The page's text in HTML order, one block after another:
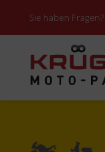
Sie haben Fragen?